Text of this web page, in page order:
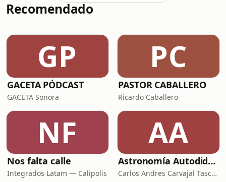
Recomendado
GP
GACETA PÓDCAST
GACETA Sonora
PC
PASTOR CABALLERO
Ricardo Caballero
NF
Nos falta calle
Integrados Latam — Calipolis
AA
Astronomía Autodidacta
Carlos Andres Carvajal Tascon